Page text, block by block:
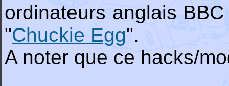
ordinateurs anglais
"Chuckie Egg".
A noter que ce hacks/